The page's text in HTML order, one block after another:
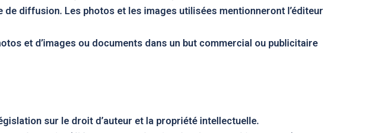
diffusion. Les photos et les images utilisées mentionneront l’éditeur
et d’images ou documents dans un but commercial ou publicitaire
sur le droit d’auteur et la propriété intellectuelle.